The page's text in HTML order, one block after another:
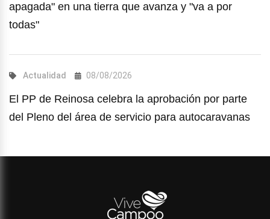
apagada" en una tierra que avanza y "va a por
todas"
Actualidad 08/08/2026
El PP de Reinosa celebra la aprobación por parte
del Pleno del área de servicio para autocaravanas